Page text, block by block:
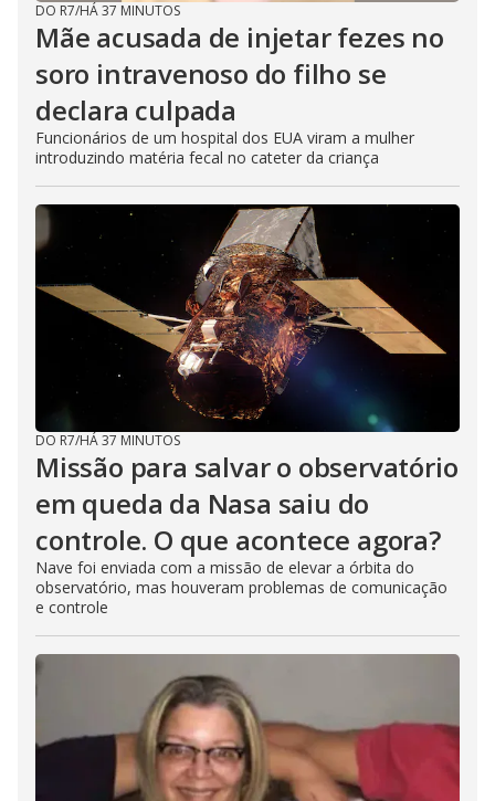
DO R7/HÁ 37 MINUTOS
Mãe acusada de injetar fezes no
soro intravenoso do filho se
declara culpada
Funcionários de um hospital dos EUA viram a mulher
introduzindo matéria fecal no cateter da criança
DO R7/HÁ 37 MINUTOS
Missão para salvar o observatório
em queda da Nasa saiu do
controle. O que acontece agora?
Nave foi enviada com a missão de elevar a órbita do
observatório, mas houveram problemas de comunicação
e controle